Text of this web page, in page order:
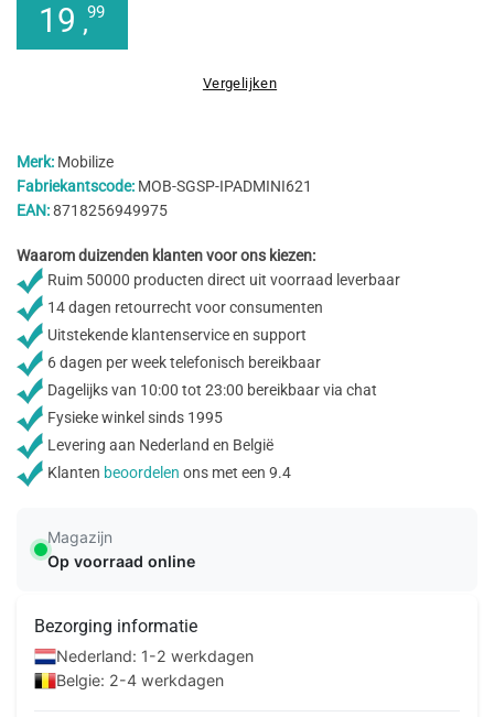
19 ,99
Vergelijken
Merk: Mobilize
Fabriekantscode: MOB-SGSP-IPADMINI621
EAN:8718256949975
Waarom duizenden klanten voor ons kiezen:
Ruim 50000 producten direct uit voorraad leverbaar
14 dagen retourrecht voor consumenten
Uitstekende klantenservice en support
6 dagen per week telefonisch bereikbaar
Dagelijks van 10:00 tot 23:00 bereikbaar via chat
Fysieke winkel sinds 1995
Levering aan Nederland en België
Klanten beoordelen ons met een 9.4
Magazijn
Op voorraad online
Bezorging informatie
Nederland: 1-2 werkdagen
Belgie: 2-4 werkdagen